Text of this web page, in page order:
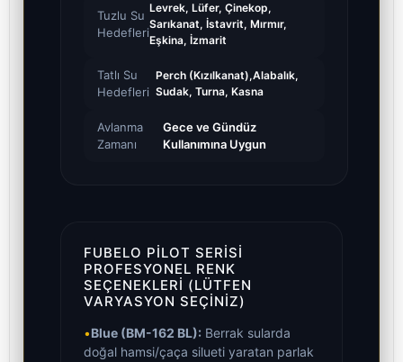
Tuzlu Su
Hedefleri
Levrek, Lüfer, Çinekop,
Sarıkanat, İstavrit, Mırmır,
Eşkina, İzmarit
Tatlı Su
Hedefleri
Perch (Kızılkanat),Alabalık,
Sudak, Turna, Kasna
Avlanma
Zamanı
Gece ve Gündüz
Kullanımına Uygun
FUBELO PILOT SERISI
PROFESYONEL RENK
SEÇENEKLERI (LÜTFEN
VARYASYON SEÇINIZ)
•Blue (BM-162 BL): Berrak sularda
doğal hamsi/çaça silueti yaratan parlak